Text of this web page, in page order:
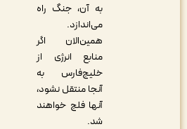
به آن، جنگ راه
می‌اندازد.
همین‌الان اگر
منابع انرژی از
خلیج‌فارس به
آنجا منتقل نشود،
آنها فلج خواهند